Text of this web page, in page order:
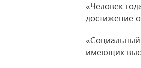
«Человек
достижение
имеющих